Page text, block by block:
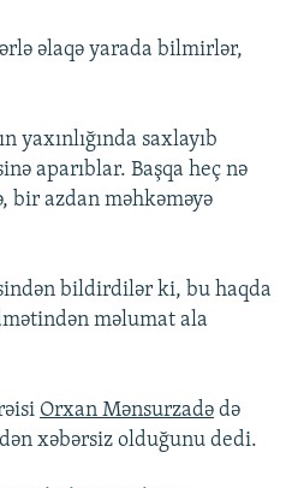
əlaqə yarada bilmirlər,
yaxınlığında saxlayıb
aparıblar. Başqa heç nə
azdan məhkəməyə
bildirdilər ki, bu haqda
məlumat ala
Orxan Mənsurzadə də
xəbərsiz olduğunu dedi.